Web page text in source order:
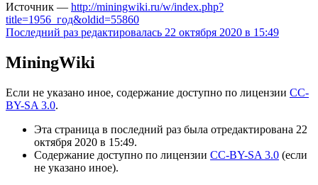
Источник — http://miningwiki.ru/w/index.php?
title=1956_год&oldid=55860
Последний раз редактировалась 22 октября 2020 в 15:49
MiningWiki
Если не указано иное, содержание доступно по лицензии CC-
BY-SA 3.0.
Эта страница в последний раз была отредактирована 22
октября 2020 в 15:49.
Содержание доступно по лицензии CC-BY-SA 3.0 (если
не указано иное).